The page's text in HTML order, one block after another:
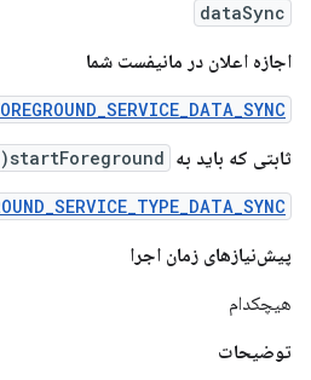
dataSync
اجازه اعلان در مانیفست شما
ثابتی که باید به startForeground()
پیش‌نیازهای زمان اجرا
هیچکدام
توضیحات